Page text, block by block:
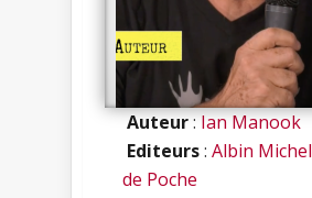
Auteur:Ian Manook
Editeurs: Albin Michel
de Poche